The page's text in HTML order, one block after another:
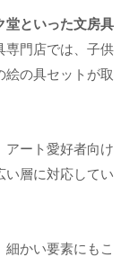
堂といった文房具
専門店では、子供
絵の具セットが取
アート愛好者向け
い層に対応してい
かい要素にもこ